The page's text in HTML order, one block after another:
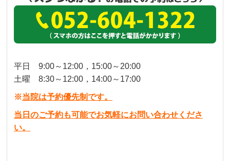
平日 9:00～12:00，15:00～20:00
土曜 8:30～12:00，14:00～17:00
※当院は予約優先制です。
当日のご予約も可能でお気軽にお問い合わせくださ
い。